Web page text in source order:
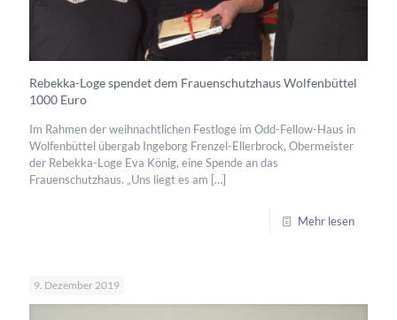
Rebekka-Loge spendet dem Frauenschutzhaus Wolfenbüttel
1000 Euro
Im Rahmen der weihnachtlichen Festloge im Odd-Fellow-Haus in
Wolfenbüttel übergab Ingeborg Frenzel-Ellerbrock, Obermeister
der Rebekka-Loge Eva König, eine Spende an das
Frauenschutzhaus. „Uns liegt es am […]
Mehr lesen
9. Dezember 2019